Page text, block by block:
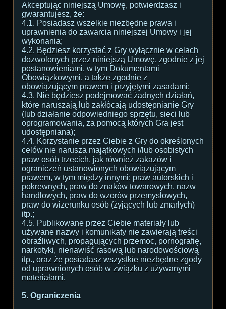
Akceptując niniejszą Umowę, potwierdzasz i
gwarantujesz, że:
4.1. Posiadasz wszelkie niezbędne prawa i
uprawnienia do zawarcia niniejszej Umowy i jej
wykonania;
4.2. Będziesz korzystać z Gry wyłącznie w celach
dozwolonych przez niniejszą Umowę, zgodnie z jej
postanowieniami, w tym Dokumentami
Obowiązkowymi, a także zgodnie z
obowiązującym prawem i przyjętymi zasadami;
4.3. Nie będziesz podejmować żadnych działań,
które naruszają lub zakłócają udostępnianie Gry
(lub działanie odpowiedniego sprzętu, sieci lub
oprogramowania, za pomocą których Gra jest
udostępniana);
4.4. Korzystanie przez Ciebie z Gry do określonych
celów nie narusza majątkowych i/lub osobistych
praw osób trzecich, jak również zakazów i
ograniczeń ustanowionych obowiązującym
prawem, w tym między innymi: praw autorskich i
pokrewnych, praw do znaków towarowych, nazw
handlowych, praw do wzorów przemysłowych,
praw do wizerunku osób (żyjących lub zmarłych)
itp.;
4.5. Publikowane przez Ciebie materiały lub
używane nazwy i komunikaty nie zawierają treści
obraźliwych, propagujących przemoc, pornografię,
narkotyki, nienawiść rasową lub narodowościową
itp., oraz że posiadasz wszystkie niezbędne zgody
od uprawnionych osób w związku z używanymi
materiałami.
5. Ograniczenia